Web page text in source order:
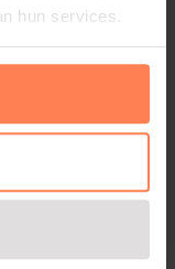
hun services.
- XL